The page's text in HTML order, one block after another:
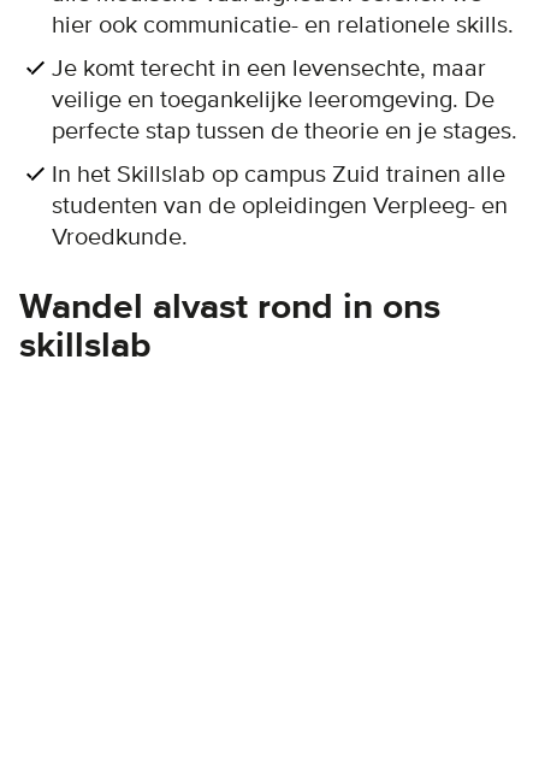
hier ook communicatie- en relationele skills.
Je komt terecht in een levensechte, maar
veilige en toegankelijke leeromgeving. De
perfecte stap tussen de theorie en je stages.
In het Skillslab op campus Zuid trainen alle
studenten van de opleidingen Verpleeg- en
Vroedkunde.
Wandel alvast rond in ons
skillslab